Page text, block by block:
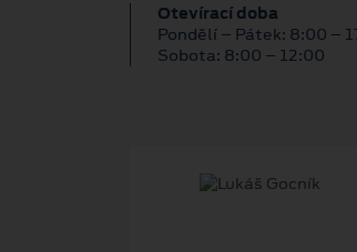
Otevírací doba
Pondělí – Pátek: 8:00 –
Sobota: 8:00 – 12:00